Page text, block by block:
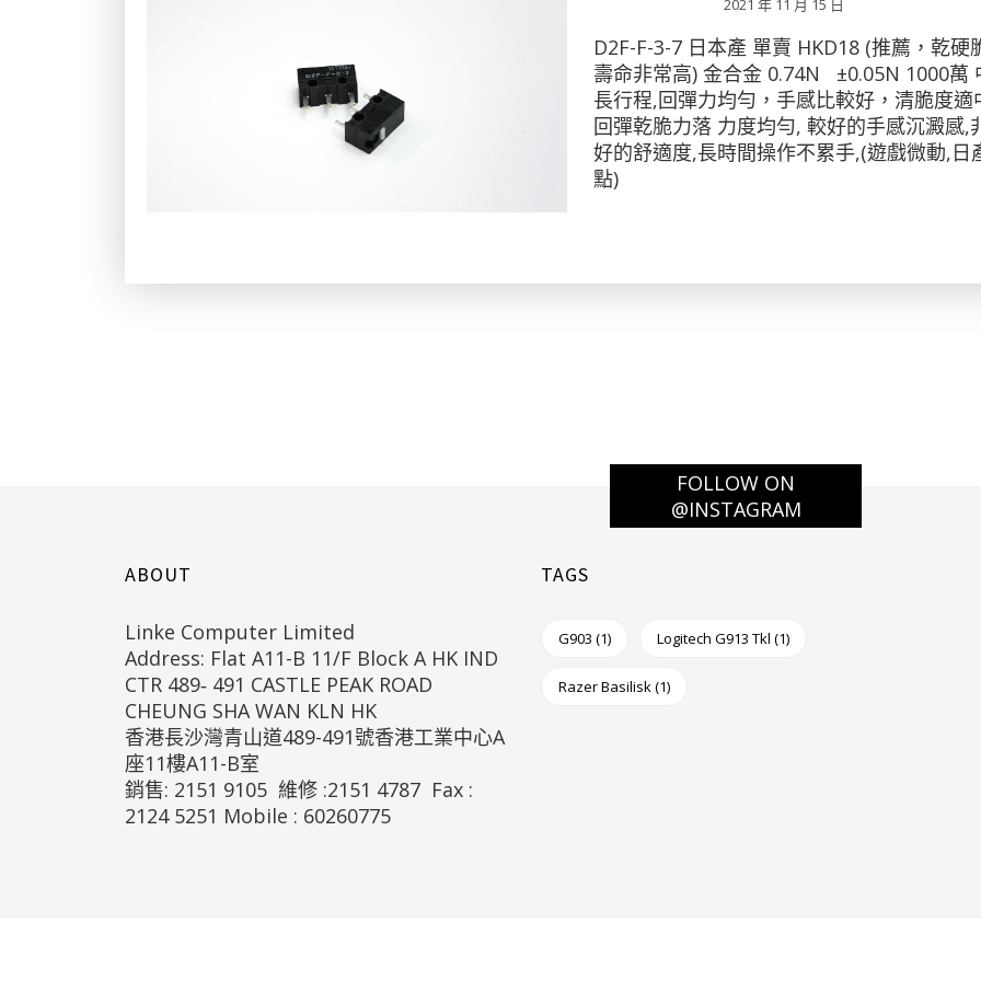
D2F-F-3-7 日本產 單賣 HKD18 (推薦，乾硬
壽命非常高) 金合金 0.74N ±0.05N 1000萬
長行程,回彈力均勻，手感比較好，清脆度適
回彈乾脆力落 力度均勻, 較好的手感沉澱感,
好的舒適度,長時間操作不累手,(遊戲微動,日
點)
FOLLOW ON
@INSTAGRAM
ABOUT
Linke Computer Limited
Address: Flat A11-B 11/F Block A HK IND
CTR 489‐ 491 CASTLE PEAK ROAD
CHEUNG SHA WAN KLN HK
香港長沙灣青山道489-491號香港工業中心A
座11樓A11-B室
銷售: 2151 9105 維修 :2151 4787 Fax :
2124 5251 Mobile : 60260775
TAGS
G903 (1) Logitech G913 Tkl (1)
Razer Basilisk (1)